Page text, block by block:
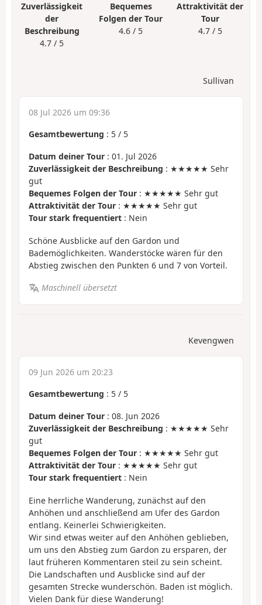
Zuverlässigkeit
der
Beschreibung
4.7 / 5
Bequemes
Folgen der Tour
4.6 / 5
Attraktivität der
Tour
4.7 / 5
Sullivan
08 Jul 2026 um 09:36
Gesamtbewertung : 5 / 5
Datum deiner Tour : 01. Jul 2026
Zuverlässigkeit der Beschreibung : ★★★★★ Sehr
gut
Bequemes Folgen der Tour : ★★★★★ Sehr gut
Attraktivität der Tour : ★★★★★ Sehr gut
Tour stark frequentiert : Nein
Schöne Ausblicke auf den Gardon und
Bademöglichkeiten. Wanderstöcke wären für den
Abstieg zwischen den Punkten 6 und 7 von Vorteil.
Maschinell übersetzt
Kevengwen
09 Jun 2026 um 20:23
Gesamtbewertung : 5 / 5
Datum deiner Tour : 08. Jun 2026
Zuverlässigkeit der Beschreibung : ★★★★★ Sehr
gut
Bequemes Folgen der Tour : ★★★★★ Sehr gut
Attraktivität der Tour : ★★★★★ Sehr gut
Tour stark frequentiert : Nein
Eine herrliche Wanderung, zunächst auf den
Anhöhen und anschließend am Ufer des Gardon
entlang. Keinerlei Schwierigkeiten.
Wir sind etwas weiter auf den Anhöhen geblieben,
um uns den Abstieg zum Gardon zu ersparen, der
laut früheren Kommentaren steil zu sein scheint.
Die Landschaften und Ausblicke sind auf der
gesamten Strecke wunderschön. Baden ist möglich.
Vielen Dank für diese Wanderung!